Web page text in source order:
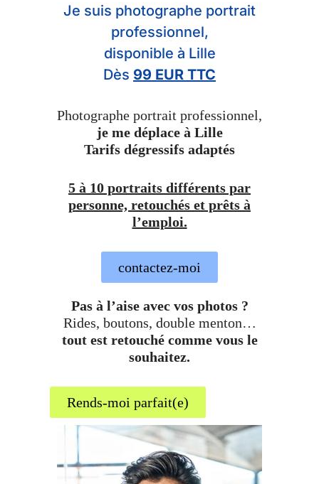
Je suis photographe portrait
professionnel,
disponible à Lille
Dès 99 EUR TTC
Photographe portrait professionnel,
je me déplace à Lille
Tarifs dégressifs adaptés
5 à 10 portraits différents par
personne, retouchés et prêts à
l’emploi.
contactez-moi
Pas à l’aise avec vos photos ?
Rides, boutons, double menton…
tout est retouché comme vous le
souhaitez.
Rends-moi parfait(e)